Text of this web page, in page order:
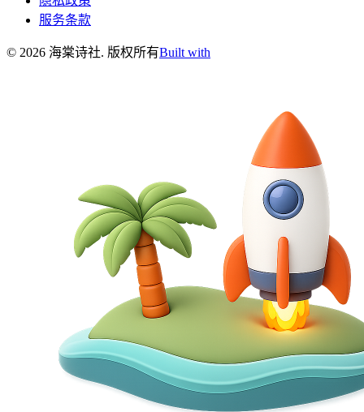
服务条款
© 2026 海棠诗社. 版权所有Built with